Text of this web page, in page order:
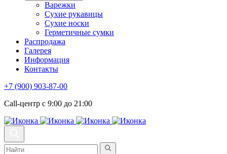
Варежки
Сухие рукавицы
Сухие носки
Герметичные сумки
Распродажа
Галерея
Информация
Контакты
+7 (900) 903-87-00
Call-центр с 9:00 до 21:00